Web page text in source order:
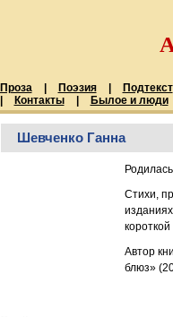
Проза Поэзия
Подтекст
Контакты Былое и люди
Шевченко Ганна
Стихи,
Автор
блюз»